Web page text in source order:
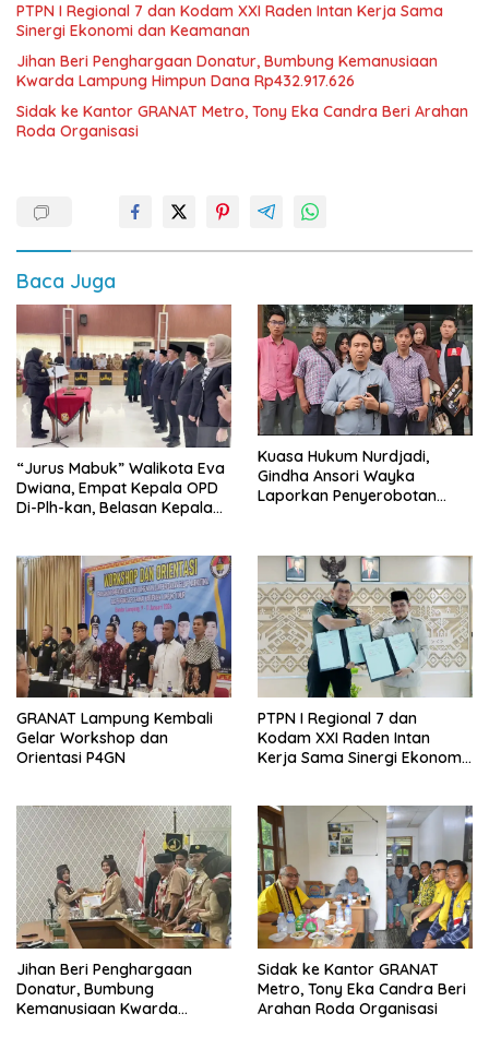
PTPN I Regional 7 dan Kodam XXI Raden Intan Kerja Sama
Sinergi Ekonomi dan Keamanan
Jihan Beri Penghargaan Donatur, Bumbung Kemanusiaan
Kwarda Lampung Himpun Dana Rp432.917.626
‎Sidak ke Kantor GRANAT Metro, Tony Eka Candra Beri Arahan
Roda Organisasi
Baca Juga
“Jurus Mabuk” Walikota Eva
Dwiana, Empat Kepala OPD
Di-Plh-kan, Belasan Kepala
Kuasa Hukum Nurdjadi,
Gindha Ansori Wayka
Laporkan Penyerobotan
GRANAT Lampung Kembali
Gelar Workshop dan
Orientasi P4GN
PTPN I Regional 7 dan
Kodam XXI Raden Intan
Kerja Sama Sinergi Ekonomi
Jihan Beri Penghargaan
Donatur, Bumbung
Kemanusiaan Kwarda
‎Sidak ke Kantor GRANAT
Metro, Tony Eka Candra Beri
Arahan Roda Organisasi